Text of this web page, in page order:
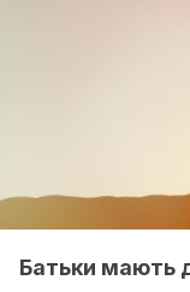
Батьки мають